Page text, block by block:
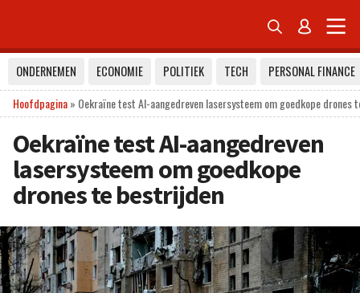
 
ONDERNEMEN ECONOMIE POLITIEK TECH
PERSONAL FINANCE
Hoofdpagina» Oekraïne test AI-aangedreven lasersysteem om goedkope drones
Oekraïne test AI-aangedreven
lasersysteem om goedkope
drones te bestrijden